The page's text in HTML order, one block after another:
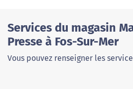
Services du magasin
Presse à Fos-Sur-Mer
Vous pouvez renseigner les